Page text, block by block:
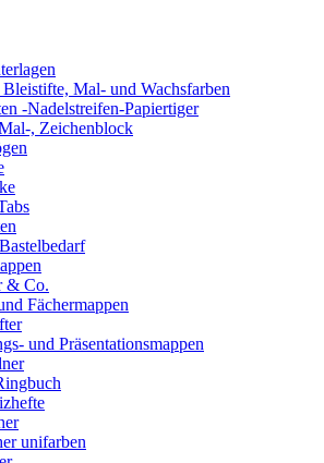
Mal- und Wachsfarben
-Nadelstreifen-Papiertiger
, Zeichenblock
& Co.
Fächermappen
und Präsentationsmappen
unifarben